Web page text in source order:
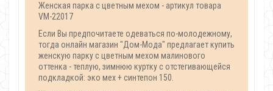
Женская парка с цветным мехом - артикул товара
VM-22017
Если Вы предпочитаете одеваться по-молодежному,
тогда онлайн магазин "Дом-Мода" предлагает купить
женскую парку с цветным мехом малинового
оттенка - теплую, зимнюю куртку с отстегивающейся
подкладкой: эко мех + синтепон 150.